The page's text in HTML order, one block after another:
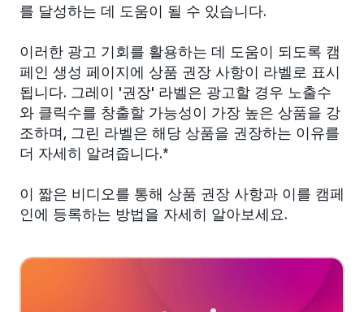
를 달성하는 데 도움이 될 수 있습니다.
이러한 광고 기회를 활용하는 데 도움이 되도록 캠
페인 생성 페이지에 상품 권장 사항이 라벨로 표시
됩니다. 그레이 '권장' 라벨은 광고할 경우 노출수
와 클릭수를 창출할 가능성이 가장 높은 상품을 강
조하며, 그린 라벨은 해당 상품을 권장하는 이유를
더 자세히 알려줍니다.*
이 짧은 비디오를 통해 상품 권장 사항과 이를 캠페
인에 등록하는 방법을 자세히 알아보세요.